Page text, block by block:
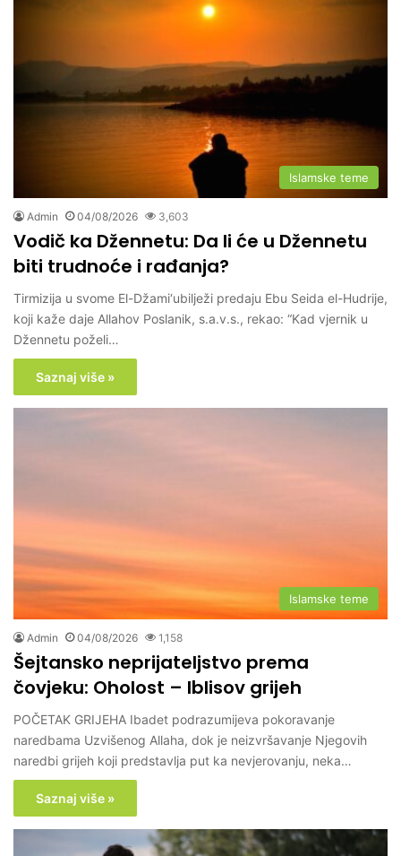
Islamske teme
Admin 04/08/2026 3,603
Vodič ka Džennetu: Da li će u Džennetu
biti trudnoće i rađanja?
Tirmizija u svome El-Džami‘ubilježi predaju Ebu Seida el-Hudrije,
koji kaže daje Allahov Poslanik, s.a.v.s., rekao: “Kad vjernik u
Džennetu poželi…
Saznaj više »
Islamske teme
Admin 04/08/2026 1,158
Šejtansko neprijateljstvo prema
čovjeku: Oholost – Iblisov grijeh
POČETAK GRIJEHA Ibadet podrazumijeva pokoravanje
naredbama Uzvišenog Allaha, dok je neizvršavanje Njegovih
naredbi grijeh koji pred­stavlja put ka nevjerovanju, neka…
Saznaj više »